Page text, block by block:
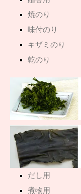
焼のり
味付のり
キザミのり
乾のり
だし用
煮物用